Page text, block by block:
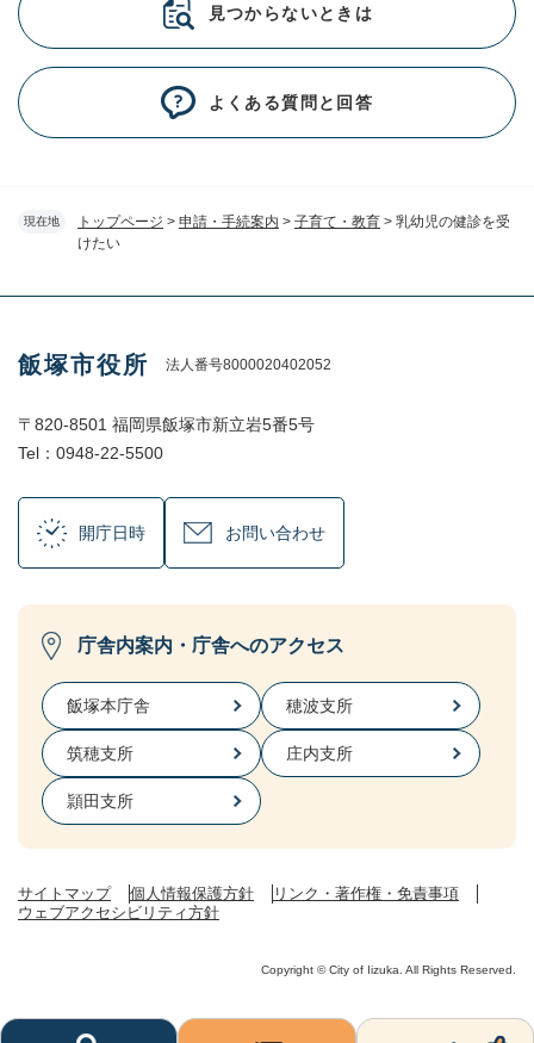
現在地 トップページ > 申請・手続案内 > 子育て・教育 > 乳幼児の健診を受
けたい
見つからないときは
よくある質問と回答
飯塚市役所 法人番号8000020402052
〒820-8501 福岡県飯塚市新立岩5番5号
Tel：0948-22-5500
開庁日時 お問い合わせ
庁舎内案内・庁舎へのアクセス
飯塚本庁舎 穂波支所
筑穂支所 庄内支所
頴田支所
サイトマップ 個人情報保護方針
リンク・著作権・免責事項
ウェブアクセシビリティ方針
Copyright © City of Iizuka. All Rights Reserved.